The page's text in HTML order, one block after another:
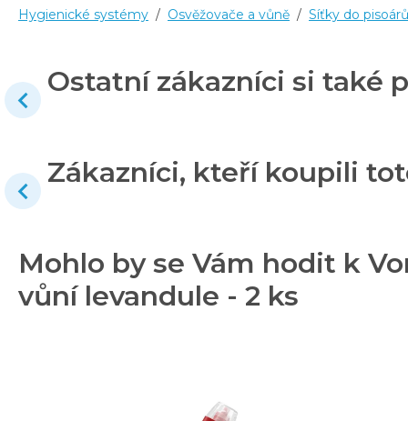
Hygienické systémy / Osvěžovače a vůně / Síťky do pisoárů
Ostatní zákazníci si také
Zákazníci, kteří koupili
Mohlo by se Vám hodit k
vůní levandule - 2 ks